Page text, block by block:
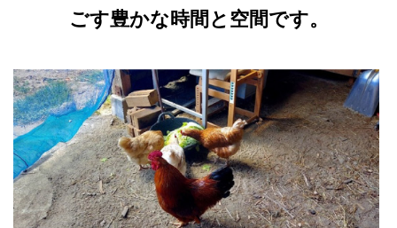
ごす豊かな時間と空間です。